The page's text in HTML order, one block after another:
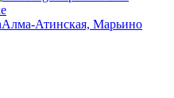
Алма-Атинская, Марьино